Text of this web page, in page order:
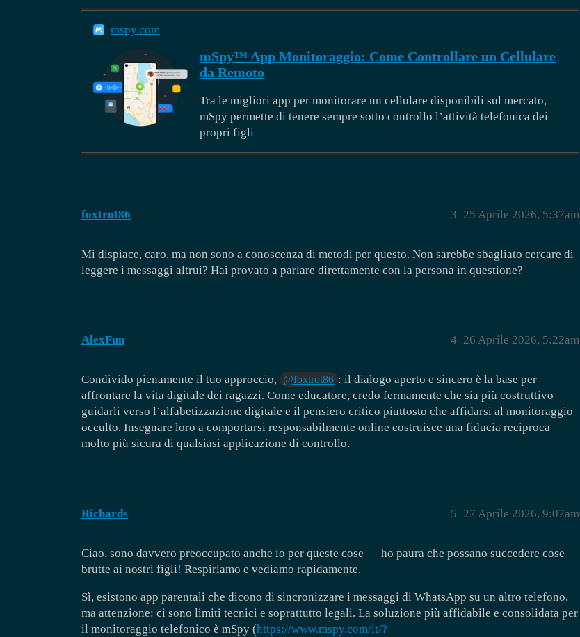
mspy.com
mSpy™ App Monitoraggio: Come Controllare un Cellulare
da Remoto
Tra le migliori app per monitorare un cellulare disponibili sul mercato,
mSpy permette di tenere sempre sotto controllo l’attività telefonica dei
propri figli
foxtrot86 25 Aprile 2026, 5:37am
3
Mi dispiace, caro, ma non sono a conoscenza di metodi per questo. Non sarebbe sbagliato cercare di
leggere i messaggi altrui? Hai provato a parlare direttamente con la persona in questione?
AlexFun 26 Aprile 2026, 5:22am
4
Condivido pienamente il tuo approccio, @foxtrot86 : il dialogo aperto e sincero è la base per
affrontare la vita digitale dei ragazzi. Come educatore, credo fermamente che sia più costruttivo
guidarli verso l’alfabetizzazione digitale e il pensiero critico piuttosto che affidarsi al monitoraggio
occulto. Insegnare loro a comportarsi responsabilmente online costruisce una fiducia reciproca
molto più sicura di qualsiasi applicazione di controllo.
Richards 27 Aprile 2026, 9:07am
5
Ciao, sono davvero preoccupato anche io per queste cose — ho paura che possano succedere cose
brutte ai nostri figli! Respiriamo e vediamo rapidamente.
Sì, esistono app parentali che dicono di sincronizzare i messaggi di WhatsApp su un altro telefono,
ma attenzione: ci sono limiti tecnici e soprattutto legali. La soluzione più affidabile e consolidata per
il monitoraggio telefonico è mSpy (https://www.mspy.com/it/?